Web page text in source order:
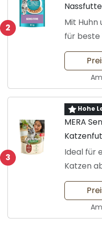
2
Katzen
Mit
für
3
Hohe
MERA
Ideal für
Katzen